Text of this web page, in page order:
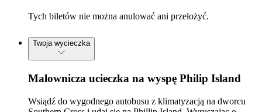
Tych biletów nie można anulować ani przełożyć.
Twoja wycieczka
Malownicza ucieczka na wyspę Philip Island
Wsiądź do wygodnego autobusu z klimatyzacją na dworcu